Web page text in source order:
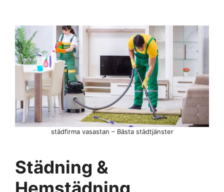
städfirma vasastan – Bästa städtjänster
Städning &